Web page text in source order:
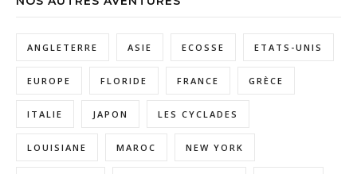
ANGLETERRE ASIE ECOSSE ETATS-UNIS
EUROPE FLORIDE FRANCE GRÈCE
ITALIE JAPON LES CYCLADES
LOUISIANE MAROC NEW YORK